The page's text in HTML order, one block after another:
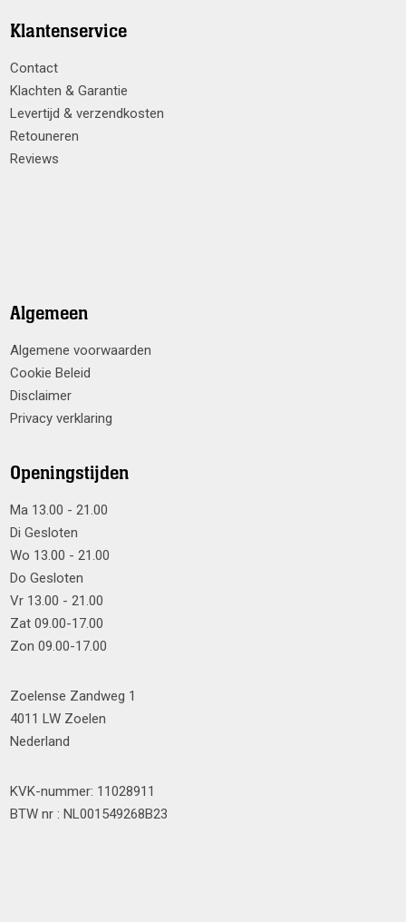
Klantenservice
Contact
Klachten & Garantie
Levertijd & verzendkosten
Retouneren
Reviews
Algemeen
Algemene voorwaarden
Cookie Beleid
Disclaimer
Privacy verklaring
Openingstijden
Ma 13.00 - 21.00
Di Gesloten
Wo 13.00 - 21.00
Do Gesloten
Vr 13.00 - 21.00
Zat 09.00-17.00
Zon 09.00-17.00
Zoelense Zandweg 1
4011 LW Zoelen
Nederland
KVK-nummer: 11028911
BTW nr : NL001549268B23